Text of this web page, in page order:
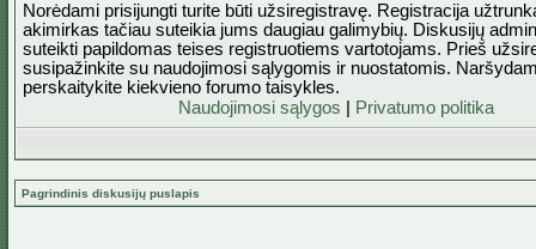
Norėdami prisijungti turite būti užsiregistravę. Registracija
akimirkas tačiau suteikia jums daugiau galimybių. Diskusijų
suteikti papildomas teises registruotiems vartotojams. Prieš
susipažinkite su naudojimosi sąlygomis ir nuostatomis.
perskaitykite kiekvieno forumo taisykles.
Naudojimosi sąlygos
Privatumo politika
Pagrindinis diskusijų puslapis